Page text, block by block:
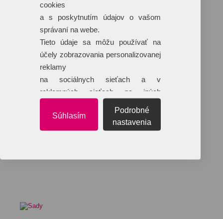
cookies
a s poskytnutím údajov o vašom
správaní na webe.
Tieto údaje sa môžu používať na
účely zobrazovania personalizovanej
reklamy
na sociálnych sieťach a v
reklamných sieťach na iných
Súhlasím
Podrobné
nastavenia